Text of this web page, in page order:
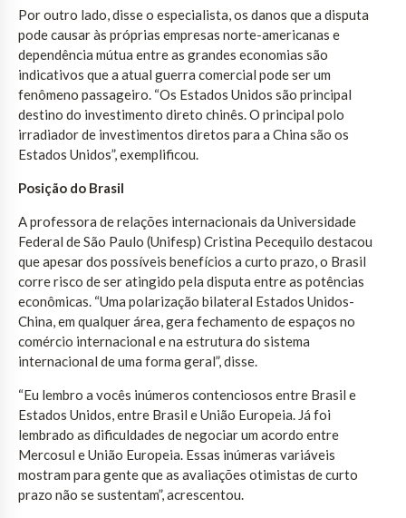
Por outro lado, disse o especialista, os danos que a disputa
pode causar às próprias empresas norte-americanas e
dependência mútua entre as grandes economias são
indicativos que a atual guerra comercial pode ser um
fenômeno passageiro. “Os Estados Unidos são principal
destino do investimento direto chinês. O principal polo
irradiador de investimentos diretos para a China são os
Estados Unidos”, exemplificou.
Posição do Brasil
A professora de relações internacionais da Universidade
Federal de São Paulo (Unifesp) Cristina Pecequilo destacou
que apesar dos possíveis benefícios a curto prazo, o Brasil
corre risco de ser atingido pela disputa entre as potências
econômicas. “Uma polarização bilateral Estados Unidos-
China, em qualquer área, gera fechamento de espaços no
comércio internacional e na estrutura do sistema
internacional de uma forma geral”, disse.
“Eu lembro a vocês inúmeros contenciosos entre Brasil e
Estados Unidos, entre Brasil e União Europeia. Já foi
lembrado as dificuldades de negociar um acordo entre
Mercosul e União Europeia. Essas inúmeras variáveis
mostram para gente que as avaliações otimistas de curto
prazo não se sustentam”, acrescentou.